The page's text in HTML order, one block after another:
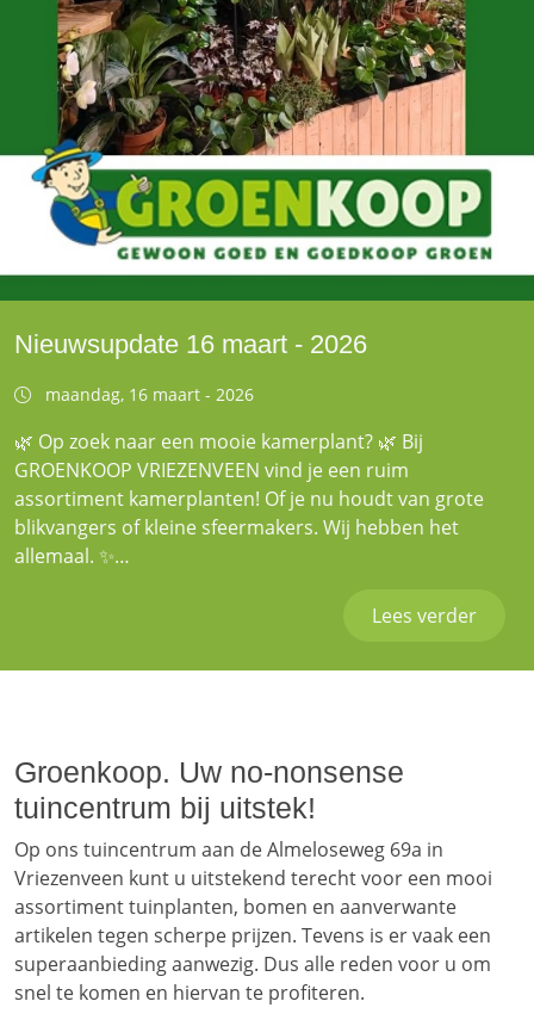
Nieuwsupdate 16 maart - 2026
maandag, 16 maart - 2026
🌿 Op zoek naar een mooie kamerplant? 🌿 Bij
GROENKOOP VRIEZENVEEN vind je een ruim
assortiment kamerplanten! Of je nu houdt van grote
blikvangers of kleine sfeermakers. Wij hebben het
allemaal. ✨…
Lees verder
Groenkoop. Uw no-nonsense
tuincentrum bij uitstek!
Op ons tuincentrum aan de Almeloseweg 69a in
Vriezenveen kunt u uitstekend terecht voor een mooi
assortiment tuinplanten, bomen en aanverwante
artikelen tegen scherpe prijzen. Tevens is er vaak een
superaanbieding aanwezig. Dus alle reden voor u om
snel te komen en hiervan te profiteren.